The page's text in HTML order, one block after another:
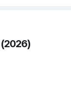
(2026)